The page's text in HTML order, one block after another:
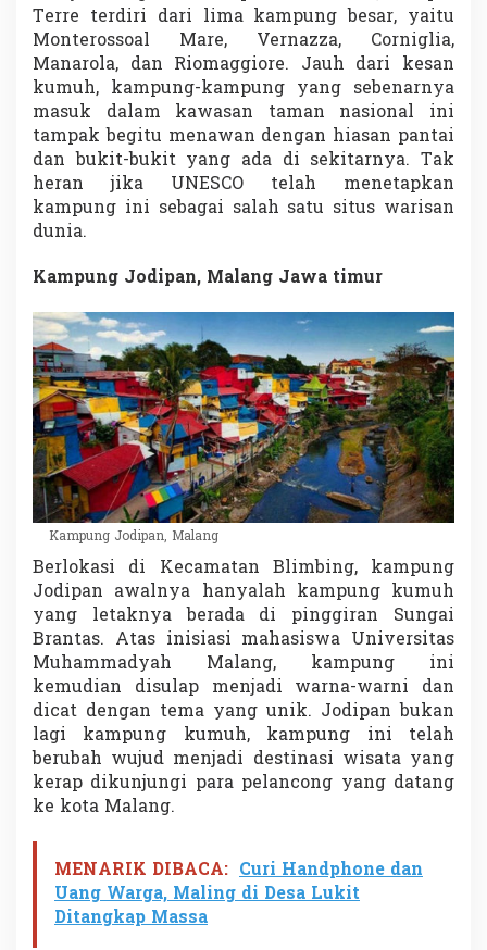
Terre terdiri dari lima kampung besar, yaitu
Monterossoal Mare, Vernazza, Corniglia,
Manarola, dan Riomaggiore. Jauh dari kesan
kumuh, kampung-kampung yang sebenarnya
masuk dalam kawasan taman nasional ini
tampak begitu menawan dengan hiasan pantai
dan bukit-bukit yang ada di sekitarnya. Tak
heran jika UNESCO telah menetapkan
kampung ini sebagai salah satu situs warisan
dunia.
Kampung Jodipan, Malang Jawa timur
Kampung Jodipan, Malang
Berlokasi di Kecamatan Blimbing, kampung
Jodipan awalnya hanyalah kampung kumuh
yang letaknya berada di pinggiran Sungai
Brantas. Atas inisiasi mahasiswa Universitas
Muhammadyah Malang, kampung ini
kemudian disulap menjadi warna-warni dan
dicat dengan tema yang unik. Jodipan bukan
lagi kampung kumuh, kampung ini telah
berubah wujud menjadi destinasi wisata yang
kerap dikunjungi para pelancong yang datang
ke kota Malang.
MENARIK DIBACA: Curi Handphone dan
Uang Warga, Maling di Desa Lukit
Ditangkap Massa